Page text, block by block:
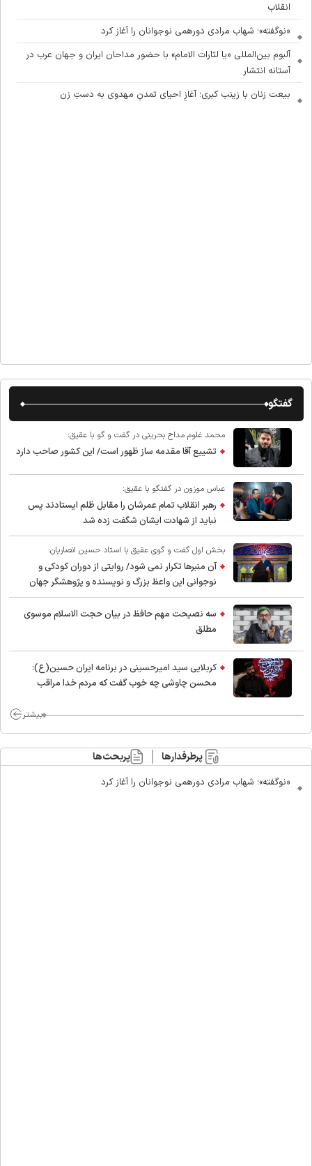
انقلاب
«نوگفته»؛ شهاب مرادی دورهمی نوجوانان را آغاز کرد
آلبوم بین‌المللی «یا لثارات الامام» با حضور مداحان ایران و جهان عرب در
آستانه انتشار
بیعت زنان با زینب کبری؛ آغازِ احیای تمدنِ مهدوی به دستِ زن
گفتگو
محمد غلوم مداح بحرینی در گفت و گو با عقیق:
تشییع آقا مقدمه ساز ظهور است/ این کشور صاحب دارد
عباس موزون در گفتگو با عقیق:
رهبر انقلاب تمام عمرشان را مقابل ظلم ایستادند پس
نباید از شهادت ایشان شگفت زده شد
بخش اول گفت و گوی عقیق با استاد حسین انصاریان:
آن منبرها تکرار نمی شود/ روایتی از دوران کودکی و
نوجوانی این واعظ بزرگ و نویسنده و پژوهشگر جهان
اسلام
سه نصیحت مهم حافظ در بیان حجت الاسلام موسوی
مطلق
کربلایی سید امیر‌حسینی در برنامه ایران حسین(ع):
محسن چاوشی چه خوب گفت که مردم خدا مراقب
بیشتر
پرطرفدارها پربحث‌ها
«نوگفته»؛ شهاب مرادی دورهمی نوجوانان را آغاز کرد